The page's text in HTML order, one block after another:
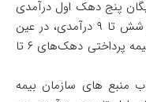
پنج دهک اول درآمدی
و تخفیف‌های اعمال‌شده برای دهک‌های شش تا ۹ درآمدی، در عین
حال، جزییات تغییرات ایجادشده در حق بیمه پرداختی دهک‌های ۶ تا
منبع های سازمان بیمه